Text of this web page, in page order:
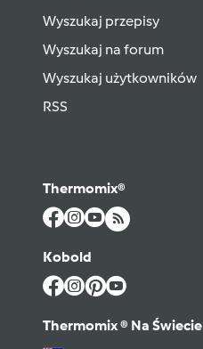
Wyszukaj przepisy
Wyszukaj na forum
Wyszukaj użytkowników
RSS
Thermomix®
Kobold
Thermomix ® Na Świecie